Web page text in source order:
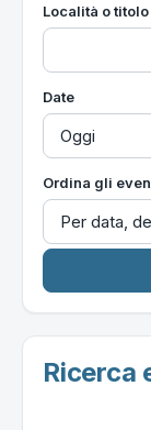
Località o titolo
Date
Ordina gli
Ricerca